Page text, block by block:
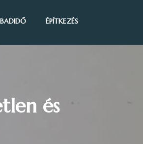
ÉPÍTKEZÉS
és